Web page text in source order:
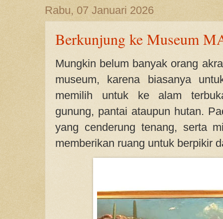
Rabu, 07 Januari 2026
Berkunjung ke Museum
Mungkin belum banyak orang
museum, karena biasanya
memilih untuk ke alam
gunung, pantai ataupun hutan.
yang cenderung tenang, serta
memberikan ruang untuk berpikir